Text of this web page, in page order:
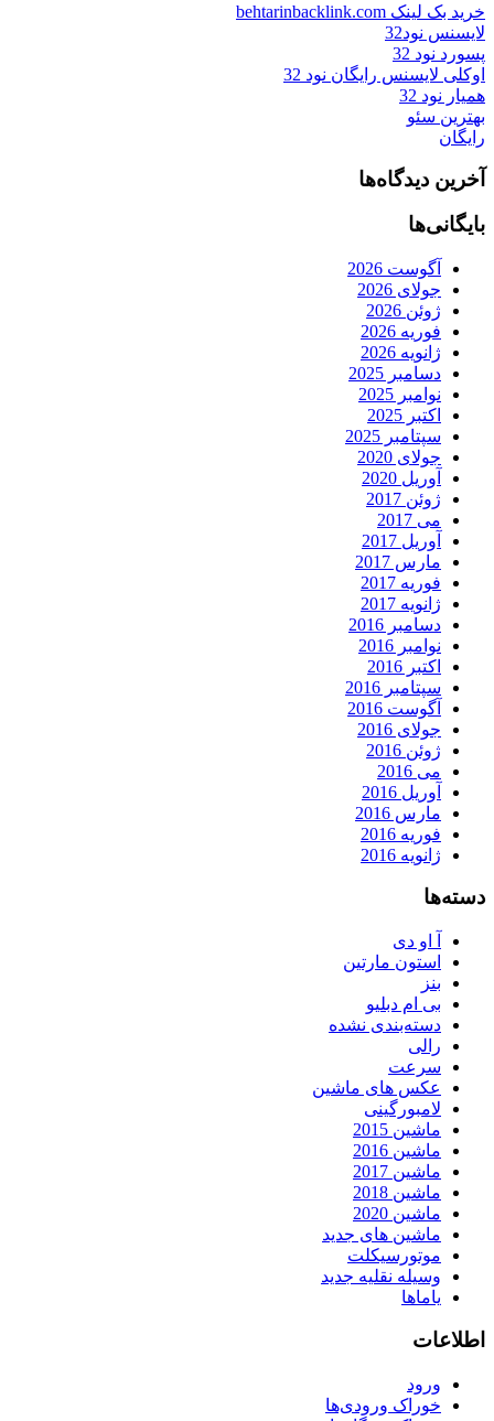
خرید بک لینک behtarinbacklink.com
لایسنس نود32
پسورد نود 32
اوکلی لایسنس رایگان نود 32
همیار نود 32
بهترین سئو
رایگان
آخرین دیدگاه‌ها
بایگانی‌ها
آگوست 2026
جولای 2026
ژوئن 2026
فوریه 2026
ژانویه 2026
دسامبر 2025
نوامبر 2025
اکتبر 2025
سپتامبر 2025
جولای 2020
آوریل 2020
ژوئن 2017
می 2017
آوریل 2017
مارس 2017
فوریه 2017
ژانویه 2017
دسامبر 2016
نوامبر 2016
اکتبر 2016
سپتامبر 2016
آگوست 2016
جولای 2016
ژوئن 2016
می 2016
آوریل 2016
مارس 2016
فوریه 2016
ژانویه 2016
دسته‌ها
آ او دی
استون مارتین
بنز
بی ام دبلیو
دسته‌بندی نشده
رالی
سرعت
عکس های ماشین
لامبورگینی
ماشین 2015
ماشین 2016
ماشین 2017
ماشین 2018
ماشین 2020
ماشین های جدید
موتورسیکلت
وسیله نقلیه جدید
یاماها
اطلاعات
ورود
خوراک ورودی‌ها